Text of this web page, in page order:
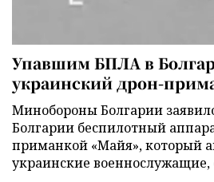
Упавшим БПЛА в
украинский дрон-
Минобороны Болгарии
Болгарии беспилотный
приманкой «Майя», который
украинские военнослужащие,